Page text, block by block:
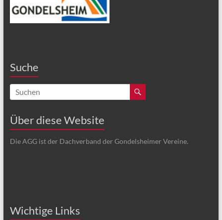
Suche
Über diese Website
Die AGG ist der Dachverband der Gondelsheimer Vereine.
Wichtige Links